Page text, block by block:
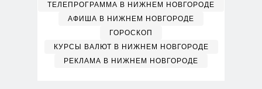
ТЕЛЕПРОГРАММА В НИЖНЕМ НОВГОРОДЕ
АФИША В НИЖНЕМ НОВГОРОДЕ
ГОРОСКОП
КУРСЫ ВАЛЮТ В НИЖНЕМ НОВГОРОДЕ
РЕКЛАМА В НИЖНЕМ НОВГОРОДЕ